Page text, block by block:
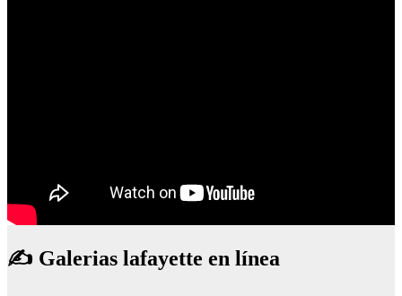
✍ Galerias lafayette en línea